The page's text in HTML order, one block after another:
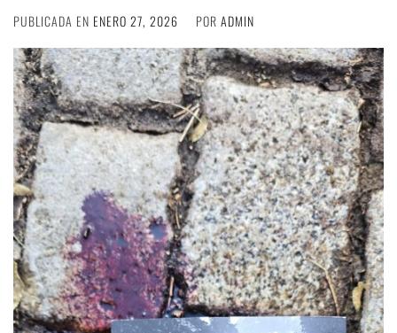
PUBLICADA EN ENERO 27, 2026 POR ADMIN